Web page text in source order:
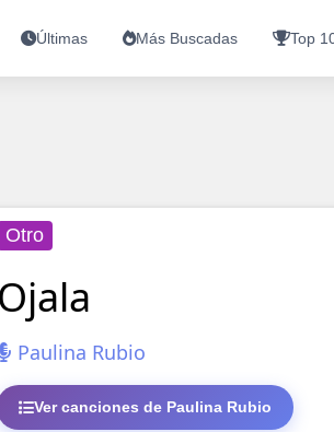
Últimas Más Buscadas Top
Otro
Ojala
Paulina Rubio
Ver canciones de Paulina Rubio